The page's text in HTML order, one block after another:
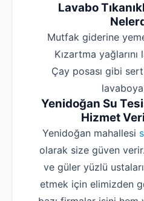
Lavabo
‌Mutfak giderine
‌Kızartma
‌Çay posası gibi sert
Yenidoğan Su
Hizmet
Yenidoğan mahallesi
olarak size güven
ve güler yüzlü
etmek için elimizden